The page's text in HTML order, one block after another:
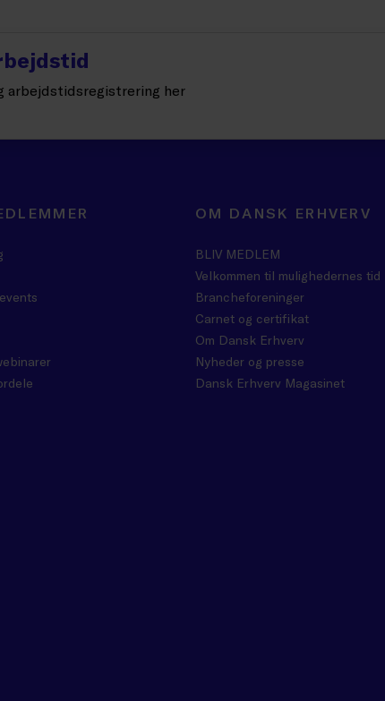
arbejdstidsregistrering her
OM DANSK ERHVERV
BLIV MEDLEM
Velkommen til mulighedernes tid
Brancheforeninger
Carnet og certifikat
Om Dansk Erhverv
Nyheder og presse
Dansk Erhverv Magasinet